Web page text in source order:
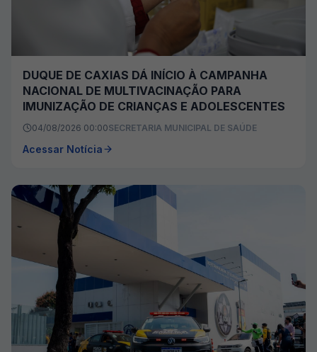
DUQUE DE CAXIAS DÁ INÍCIO À CAMPANHA
NACIONAL DE MULTIVACINAÇÃO PARA
IMUNIZAÇÃO DE CRIANÇAS E ADOLESCENTES
04/08/2026 00:00SECRETARIA MUNICIPAL DE SAÚDE
Acessar Notícia